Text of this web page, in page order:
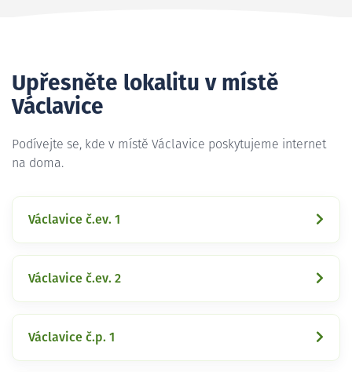
Upřesněte lokalitu v místě
Václavice
Podívejte se, kde v místě Václavice poskytujeme internet
na doma.
Václavice č.ev. 1
Václavice č.ev. 2
Václavice č.p. 1